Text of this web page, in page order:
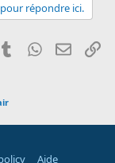
répondre ici.
TumblrWhatsApp
Email
Aide